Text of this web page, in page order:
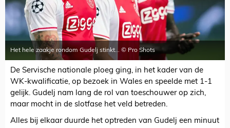
Het hele zaakje rondom Gudelj stinkt... © Pro Shots
De Servische nationale ploeg ging, in het kader van de
WK-kwalificatie, op bezoek in Wales en speelde met 1-1
gelijk. Gudelj nam lang de rol van toeschouwer op zich,
maar mocht in de slotfase het veld betreden.
Alles bij elkaar duurde het optreden van Gudelj een minuut